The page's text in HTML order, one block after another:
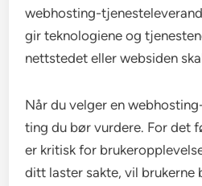
webhosting-
gir teknologiene og
nettstedet eller websiden
Når du velger en
ting du bør vurdere. For det
er kritisk for
ditt laster sakte, vil brukerne